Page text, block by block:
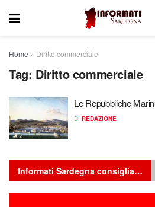
Home » Diritto commerciale
Tag: Diritto commerciale
Le Repubbliche
DI REDAZIONE
Informati Sardegna consiglia…